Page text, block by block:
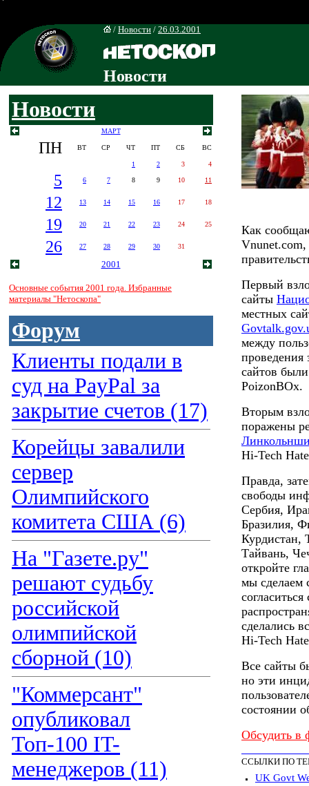
/ Новости / 26.03.2001
Новости
Новости
МАРТ
ПН ВТ СР ЧТ ПТ СБ ВС
1 2 3 4
5 6 7 8 9 10 11
12 13 14 15 16 17 18
19 20 21 22 23 24 25
26 27 28 29 30 31
2001
Основные события 2001 года. Избранные
материалы "Нетоскопа"
Форум
Клиенты подали в
суд на PayPal за
закрытие счетов (17)
Корейцы завалили
сервер
Олимпийского
комитета США (6)
На "Газете.ру"
решают судьбу
российской
олимпийской
сборной (10)
"Коммерсант"
опубликовал
Топ-100 IT-
менеджеров (11)
Как
Vnunet.com,
Первый
сайты
местных
между
сайтов
PoizonBOx.
Вторым
поражены
Hi-Tech
Правда,
свободы
Сербия,
Бразилия,
Тайвань,
откройте
мы сделаем
сделались
Hi-Tech
Все сайты
но эти
состоянии
Обсудить в
ССЫЛКИ ПО
UK Govt